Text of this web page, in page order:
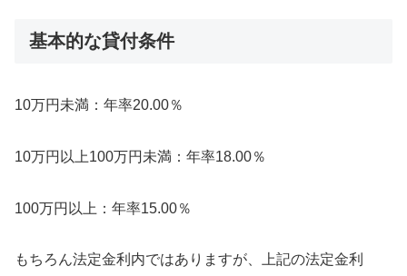
基本的な貸付条件
10万円未満：年率20.00％
10万円以上100万円未満：年率18.00％
100万円以上：年率15.00％
もちろん法定金利内ではありますが、上記の法定金利